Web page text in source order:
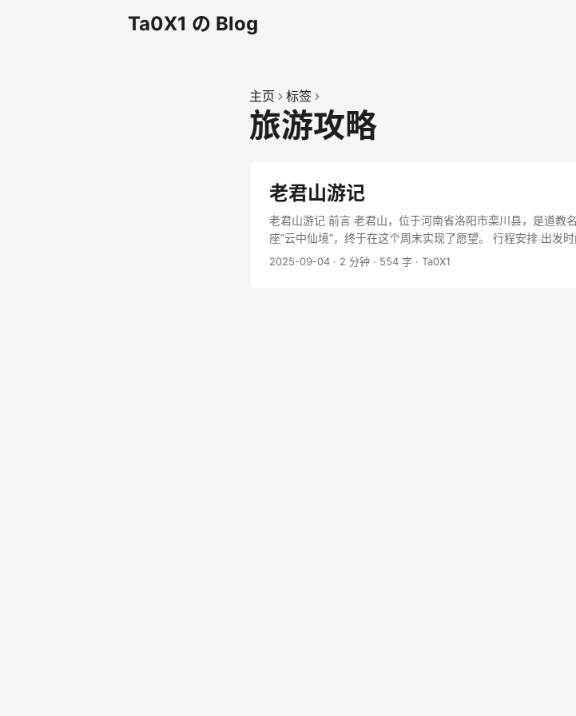
Ta0X1 の Blog
主页 标签
旅游攻略
老君山游记
老君山游记 前言 老君山，位于河南省洛阳市栾川县，是道教
座“云中仙境”，终于在这个周末实现了愿望。 行程安排 出发
6点 住宿：山脚下的民宿 爬山时间：9月4日 早上7点出发 爬
2025-09-04 · 2 分钟 · 554 字 · Ta0X1